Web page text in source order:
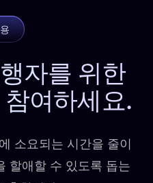
자를 위한
여하세요.
소요되는 시간을 줄이
할애할 수 있도록 돕는